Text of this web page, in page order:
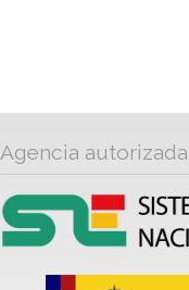
Agencia autorizada